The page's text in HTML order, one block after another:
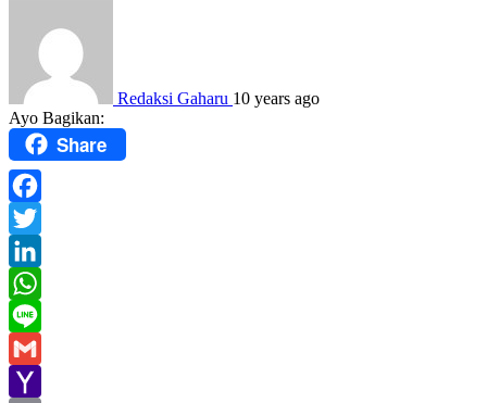
Redaksi Gaharu 10 years ago
Ayo Bagikan:
Share
Facebook
Twitter
LinkedIn
WhatsApp
Line
Gmail